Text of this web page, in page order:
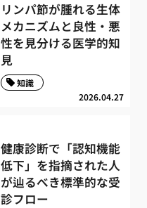
リンパ節が腫れる生体
メカニズムと良性・悪
性を見分ける医学的知
見
2026.04.27
知識
健康診断で「認知機能
低下」を指摘された人
が辿るべき標準的な受
診フロー